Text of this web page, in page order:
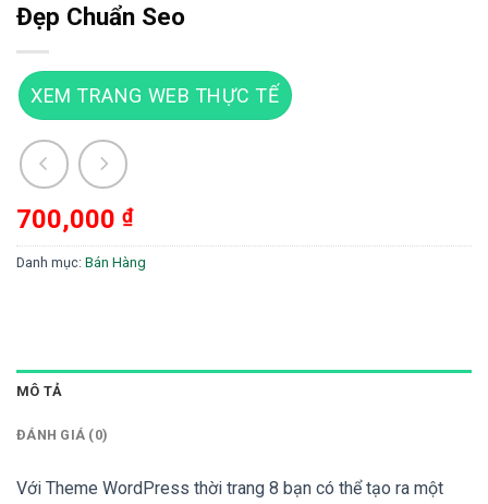
Đẹp Chuẩn Seo
XEM TRANG WEB THỰC TẾ
700,000 ₫
Danh mục: Bán Hàng
MÔ TẢ
ĐÁNH GIÁ (0)
Với Theme WordPress thời trang 8 bạn có thể tạo ra một